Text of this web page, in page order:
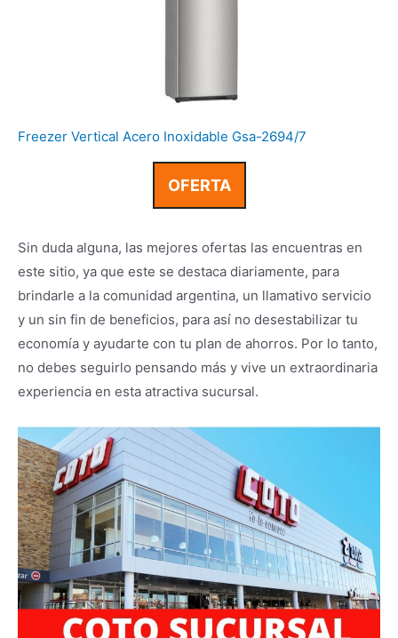
Freezer Vertical Acero Inoxidable Gsa-2694/7
OFERTA
Sin duda alguna, las mejores ofertas las encuentras en
este sitio, ya que este se destaca diariamente, para
brindarle a la comunidad argentina, un llamativo servicio
y un sin fin de beneficios, para así no desestabilizar tu
economía y ayudarte con tu plan de ahorros. Por lo tanto,
no debes seguirlo pensando más y vive un extraordinaria
experiencia en esta atractiva sucursal.